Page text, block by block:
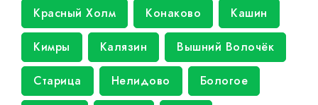
Красный Холм Конаково Кашин
Кимры Калязин Вышний Волочёк
Старица Нелидово Бологое